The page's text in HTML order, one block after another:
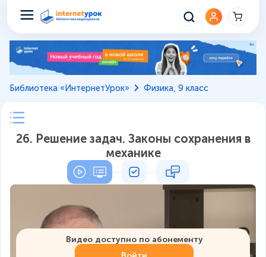
Библиотека «ИнтернетУрок» Физика, 9 класс
26. Решение задач. Законы сохранения в
механике
Видео доступно по абонементу